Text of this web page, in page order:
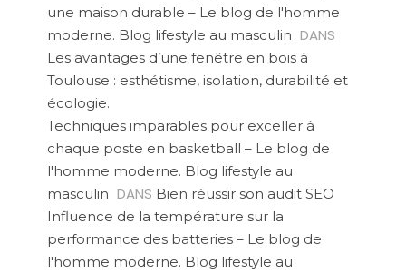
une maison durable – Le blog de l'homme
moderne. Blog lifestyle au masculin DANS
Les avantages d’une fenêtre en bois à
Toulouse : esthétisme, isolation, durabilité et
écologie.
Techniques imparables pour exceller à
chaque poste en basketball – Le blog de
l'homme moderne. Blog lifestyle au
masculin DANS Bien réussir son audit SEO
Influence de la température sur la
performance des batteries – Le blog de
l'homme moderne. Blog lifestyle au